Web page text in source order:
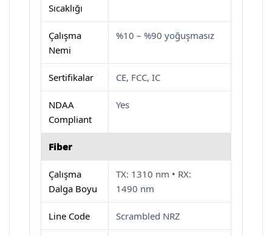
Sıcaklığı
Çalışma
Nemi
%10 – %90 yoğuşmasız
Sertifikalar CE, FCC, IC
NDAA
Compliant
Yes
Fiber
Çalışma
Dalga Boyu
TX: 1310 nm • RX:
1490 nm
Line Code Scrambled NRZ